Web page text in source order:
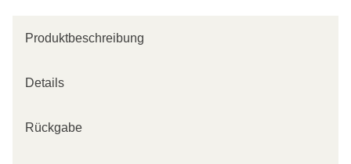
Produktbeschreibung
Details
Rückgabe